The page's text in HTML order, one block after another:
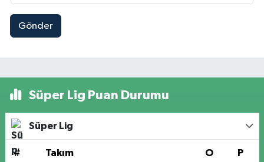
Gönder
Süper Lig Puan Durumu
Süper Lig
# Takım O P